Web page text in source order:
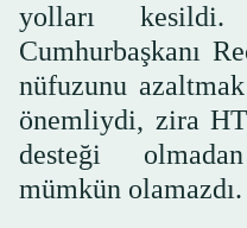
yolları kesildi.
Cumhurbaşkanı
nüfuzunu
önemliydi, zira
desteği
mümkün olamazdı.